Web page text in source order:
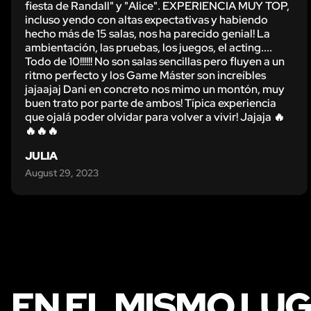
fiesta de Randall" y "Alice". EXPERIENCIA MUY TOP,
incluso yendo con altas expectativas y habiendo
hecho más de 15 salas, nos ha parecido genial! La
ambientación, las pruebas, los juegos, el acting....
Todo de 10!!!!!! No son salas sencillas pero fluyen a un
ritmo perfecto y los Game Máster son increíbles
jajaajaj Dani en concreto nos mimo un montón, muy
buen trato por parte de ambos! Típica experiencia
que ojalá poder olvidar para volver a vivir! Jajaja 🔥
🔥🔥🔥
JULIA
August 29, 2023